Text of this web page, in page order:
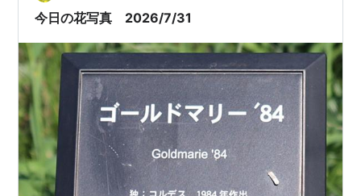
今日の花写真 2026/7/31